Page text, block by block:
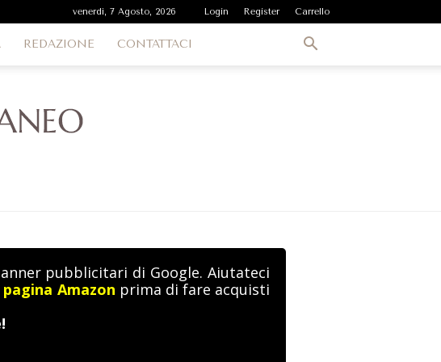
venerdì, 7 Agosto, 2026 Login Register Carrello
REDAZIONE CONTATTACI
pubblicitari di Google. Aiutateci
Amazon prima di fare acquisti